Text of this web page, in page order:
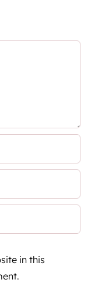
in this